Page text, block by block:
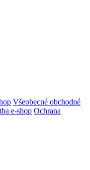
Všeobecné obchodné
e-shop Ochrana